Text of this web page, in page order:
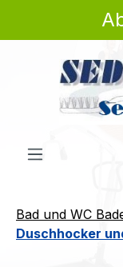
Zum Hauptinhalt
Ab
Bad und WC
Duschhocker